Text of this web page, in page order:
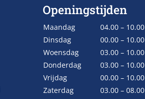
Openingstijden
Maandag
04.00 – 10.00
Dinsdag
00.00 – 10.00
Woensdag
03.00 – 10.00
Donderdag
03.00 – 10.00
Vrijdag
00.00 – 10.00
Zaterdag
03.00 – 08.00